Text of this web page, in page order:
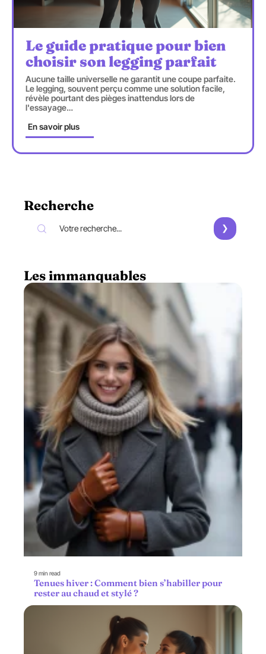
Le guide pratique pour bien
choisir son legging parfait
Aucune taille universelle ne garantit une coupe parfaite.
Le legging, souvent perçu comme une solution facile,
révèle pourtant des pièges inattendus lors de
l'essayage…
En savoir plus
Recherche
Les immanquables
9 min read
Tenues hiver : Comment bien s’habiller pour
rester au chaud et stylé ?